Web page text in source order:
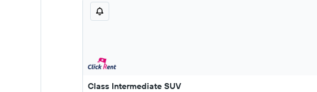
Class Intermediate SUV